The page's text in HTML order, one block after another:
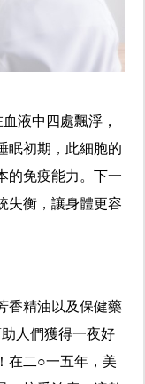
液中四處飄浮，
眠初期，此細胞的
的免疫能力。下一
失衡，讓身體更容
香精油以及保健藥
人們獲得一夜好
在二○一五年，美